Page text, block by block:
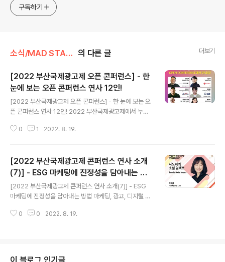
구독하기
소식/MAD STARS 소식 의 다른 글 더보기
[2022 부산국제광고제 오픈 콘퍼런스] - 한
눈에 보는 오픈 콘퍼런스 연사 12인!
[2022 부산국제광고제 오픈 콘퍼런스] - 한 눈에 보는 오
픈 콘퍼런스 연사 12인! 2022 부산국제광고제에서 누구
(목)부터 3일간, 벡스코 컨벤션홀 1층에서 직업인으로서
e, Douyin Group 마케팅 총괄 ‘Mia Zhang’ ▷ Meet
up with 피식대학 - 피식대학의 크리에이터 겸 개그맨 정
재형’ ▷ 듣는 사람을 위한 기획서 쓰기 - 대홍기획 AP ‘노
윤주’ ▷ 등잔 밑이 다채롭다 - 방송인 겸 마케팅 컨설턴트
‘타일러 라쉬(Tyler Josef Rasch) ▷ 숨은 카피 찾기 -
서비스플랜 코리아 시니어 카피라..
0 1 2022. 8. 19.
[2022 부산국제광고제 콘퍼런스 연사 소개
(7)] - ESG 마케팅에 진정성을 담아내는 방
법
[2022 부산국제광고제 콘퍼런스 연사 소개(7)] - ESG
마케팅에 진정성을 담아내는 방법 마케팅, 광고, 디지털 등
제광고제 콘퍼런스'❗ 기업의 지속가능한 경영을 위한 사회
까요?.🌱 8/25 세계 선두의 헬스케어 기업인 ‘사노피’의
0 0 2022. 8. 19.
이 블로그 인기글